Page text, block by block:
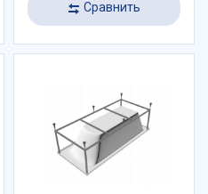
Сравнить